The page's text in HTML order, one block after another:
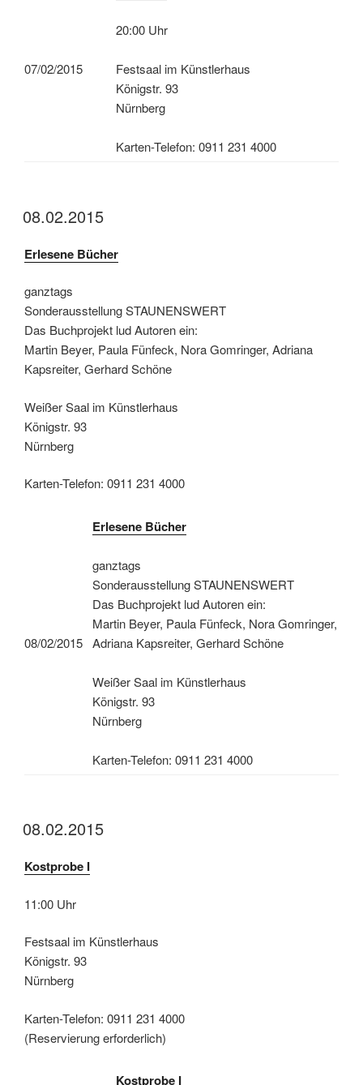
07/02/2015
20:00 Uhr
Festsaal im Künstlerhaus
Königstr. 93
Nürnberg
Karten-Telefon: 0911 231 4000
08.02.2015
Erlesene Bücher
ganztags
Sonderausstellung STAUNENSWERT
Das Buchprojekt lud Autoren ein:
Martin Beyer, Paula Fünfeck, Nora Gomringer, Adriana
Kapsreiter, Gerhard Schöne
Weißer Saal im Künstlerhaus
Königstr. 93
Nürnberg
Karten-Telefon: 0911 231 4000
08/02/2015
Erlesene Bücher
ganztags
Sonderausstellung STAUNENSWERT
Das Buchprojekt lud Autoren ein:
Martin Beyer, Paula Fünfeck, Nora Gomringer,
Adriana Kapsreiter, Gerhard Schöne
Weißer Saal im Künstlerhaus
Königstr. 93
Nürnberg
Karten-Telefon: 0911 231 4000
08.02.2015
Kostprobe I
11:00 Uhr
Festsaal im Künstlerhaus
Königstr. 93
Nürnberg
Karten-Telefon: 0911 231 4000
(Reservierung erforderlich)
Kostprobe I